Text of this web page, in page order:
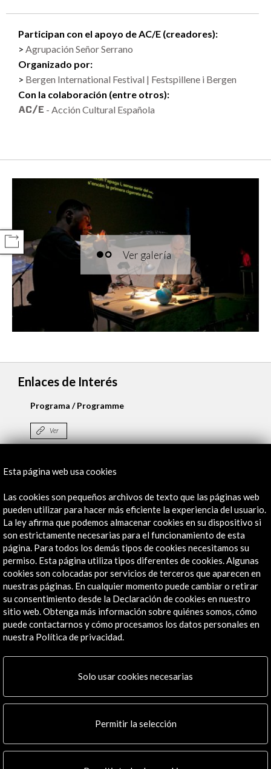
COMPARTIR
Participan con el apoyo de AC/E (creadores):
Agrupación Señor Serrano
Organizado por:
Bergen International Festival | Festspillene i Bergen
Con la colaboración (entre otros):
- Acción Cultural Española
Enlaces de Interés
Programa / Programme
Ver
23 May - 06 Jun 2018
Bergen International Festival
Bergen, Noruega
Recibe las últimas NOVEDADES
Esta página web usa cookies
Las cookies son pequeños archivos de texto que las páginas web
pueden utilizar para hacer más eficiente la experiencia del usuario.
La ley afirma que podemos almacenar cookies en su dispositivo si
son estrictamente necesarias para el funcionamiento de esta
página. Para todos los demás tipos de cookies necesitamos su
permiso. Esta página utiliza tipos diferentes de cookies. Algunas
cookies son colocadas por servicios de terceros que aparecen en
nuestras páginas. En cualquier momento puede cambiar o retirar
su consentimiento desde la Declaración de cookies en nuestro
sitio web. Obtenga más información sobre quiénes somos, cómo
puede contactarnos y cómo procesamos los datos personales en
nuestra Política de privacidad.
Solo usar cookies necesarias
Permitir la selección